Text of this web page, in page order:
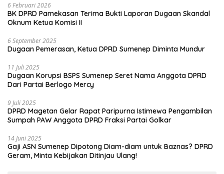
6 Februari 2026
BK DPRD Pamekasan Terima Bukti Laporan Dugaan Skandal
Oknum Ketua Komisi II
6 September 2025
Dugaan Pemerasan, Ketua DPRD Sumenep Diminta Mundur
11 Juli 2025
Dugaan Korupsi BSPS Sumenep Seret Nama Anggota DPRD
Dari Partai Berlogo Mercy
9 Juli 2025
DPRD Magetan Gelar Rapat Paripurna Istimewa Pengambilan
Sumpah PAW Anggota DPRD Fraksi Partai Golkar
14 Juni 2025
Gaji ASN Sumenep Dipotong Diam-diam untuk Baznas? DPRD
Geram, Minta Kebijakan Ditinjau Ulang!